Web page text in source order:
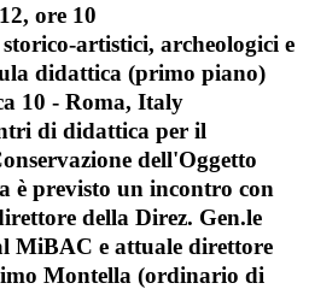
ore 10
artistici, archeologici e
didattica (primo piano)
10 - Roma, Italy
di didattica per il
dell'Oggetto
è previsto un incontro con
della Direz. Gen.le
MiBAC e attuale direttore
Montella (ordinario di